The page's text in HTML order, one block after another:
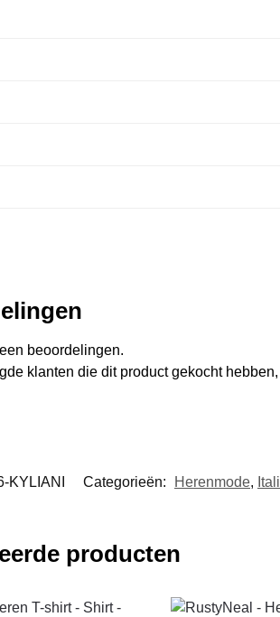
beoordelingen.
klanten die dit product gekocht
KYLIANI Categorieën: Herenmode,
producten